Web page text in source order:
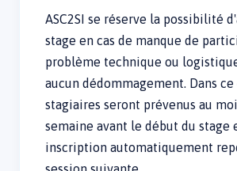
ASC2SI se réserve la possibilité
stage en cas de manque de
problème technique ou
aucun dédommagement. Dans ce
stagiaires seront prévenus au
semaine avant le début du stage
inscription automatiquement